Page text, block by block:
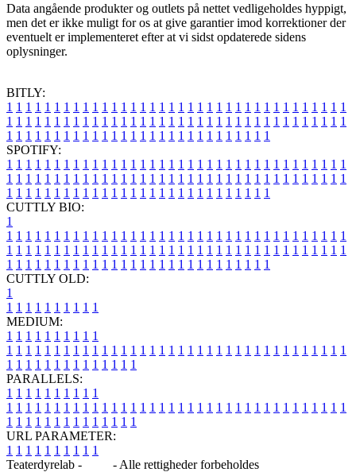
Data angående produkter og outlets på nettet vedligeholdes hyppigt,
men det er ikke muligt for os at give garantier imod korrektioner der
eventuelt er implementeret efter at vi sidst opdaterede sidens
oplysninger.
BITLY:
1 1 1 1 1 1 1 1 1 1 1 1 1 1 1 1 1 1 1 1 1 1 1 1 1 1 1 1 1 1 1 1 1 1 1 1
1 1 1 1 1 1 1 1 1 1 1 1 1 1 1 1 1 1 1 1 1 1 1 1 1 1 1 1 1 1 1 1 1 1 1 1
1 1 1 1 1 1 1 1 1 1 1 1 1 1 1 1 1 1 1 1 1 1 1 1 1 1 1 1
SPOTIFY:
1 1 1 1 1 1 1 1 1 1 1 1 1 1 1 1 1 1 1 1 1 1 1 1 1 1 1 1 1 1 1 1 1 1 1 1
1 1 1 1 1 1 1 1 1 1 1 1 1 1 1 1 1 1 1 1 1 1 1 1 1 1 1 1 1 1 1 1 1 1 1 1
1 1 1 1 1 1 1 1 1 1 1 1 1 1 1 1 1 1 1 1 1 1 1 1 1 1 1 1
CUTTLY BIO:
1
1 1 1 1 1 1 1 1 1 1 1 1 1 1 1 1 1 1 1 1 1 1 1 1 1 1 1 1 1 1 1 1 1 1 1 1
1 1 1 1 1 1 1 1 1 1 1 1 1 1 1 1 1 1 1 1 1 1 1 1 1 1 1 1 1 1 1 1 1 1 1 1
1 1 1 1 1 1 1 1 1 1 1 1 1 1 1 1 1 1 1 1 1 1 1 1 1 1 1 1
CUTTLY OLD:
1
1 1 1 1 1 1 1 1 1 1
MEDIUM:
1 1 1 1 1 1 1 1 1 1
1 1 1 1 1 1 1 1 1 1 1 1 1 1 1 1 1 1 1 1 1 1 1 1 1 1 1 1 1 1 1 1 1 1 1 1
1 1 1 1 1 1 1 1 1 1 1 1 1 1
PARALLELS:
1 1 1 1 1 1 1 1 1 1
1 1 1 1 1 1 1 1 1 1 1 1 1 1 1 1 1 1 1 1 1 1 1 1 1 1 1 1 1 1 1 1 1 1 1 1
1 1 1 1 1 1 1 1 1 1 1 1 1 1
URL PARAMETER:
1 1 1 1 1 1 1 1 1 1
Teaterdyrelab -
- Alle rettigheder forbeholdes